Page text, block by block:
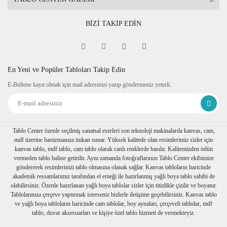
BİZİ TAKİP EDİN
En Yeni ve Popüler Tabloları Takip Edin
E-Bültene kayıt olmak için mail adresinizi yazıp göndermeniz yeterli.
Tablo Center özenle seçilmiş sanatsal eserleri son teknoloji makinalarda kanvas, cam,
mdf üzerine bastırmanıza imkan sunar. Yüksek kalitede olan resimlerimiz sizler için
kanvas tablo, mdf tablo, cam tablo olarak canlı renklerde basılır. Kalitemizden ödün
vermeden tablo haline getirilir. Aynı zamanda fotoğraflarınızı Tablo Center ekibimize
göndererek resimlerinizi tablo olmasına olanak sağlar. Kanvas tabloların haricinde
akademik ressamlarımız tarafından el emeği ile hazırlanmış yağlı boya tablo sahibi de
olabilirsiniz. Özenle hazırlanan yağlı boya tablolar sizler için titizlikle çizilir ve boyanır.
Tablolarınıza çerçeve yaptırmak isterseniz bizlerle iletişime geçebilirsiniz. Kanvas tablo
ve yağlı boya tabloların haricinde cam tablolar, boy aynaları, çerçeveli tablolar, mdf
tablo, duvar aksesuarları ve kişiye özel tablo hizmeti de vermekteyiz.